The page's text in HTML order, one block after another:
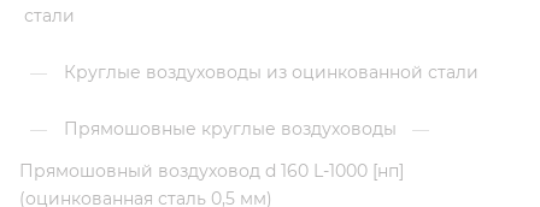
стали
— Круглые воздуховоды из оцинкованной стали
— Прямошовные круглые воздуховоды
—
Прямошовный воздуховод d 160 L-1000 [нп]
(оцинкованная сталь 0,5 мм)